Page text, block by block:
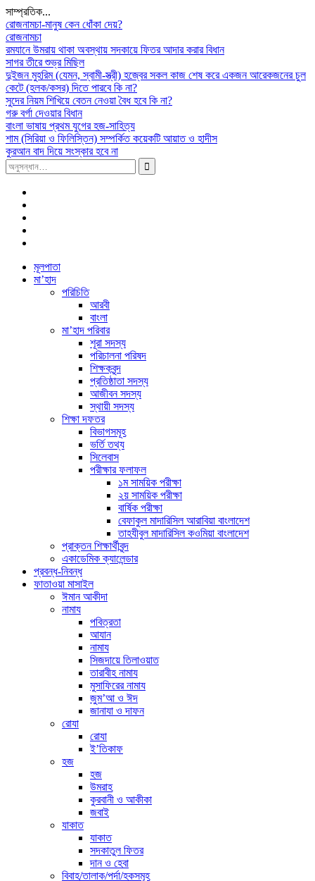
সাম্প্রতিক...
রোজনামচা-মানুষ কেন ধোঁকা দেয়?
রোজনামচা
রমযানে উমরায় থাকা অবস্থায় সদকায়ে ফিতর আদার করার বিধান
সাগর তীরে শুভ্র মিছিল
দুইজন মুহরিম (যেমন, স্বামী-স্ত্রী) হজ্বের সকল কাজ শেষ করে একজন আরেকজনের চুল
কেটে (হলক/কসর) দিতে পারবে কি না?
সুদের নিয়ম শিখিয়ে বেতন নেওয়া বৈধ হবে কি না?
গরু বর্গা দেওয়ার বিধান
বাংলা ভাষায় প্রথম যুগের হজ-সাহিত্য
শাম (সিরিয়া ও ফিলিস্তিন) সম্পর্কিত কয়েকটি আয়াত ও হাদীস
কুরআন বাদ দিয়ে সংস্কার হবে না
সন্ধান
করাঃ
Skip
মূলপাতা
মা’হাদ
পরিচিতি
আরবী
বাংলা
মা’হাদ পরিবার
শূরা সদস্য
পরিচালনা পরিষদ
শিক্ষকবৃন্দ
প্রতিষ্ঠাতা সদস্য
আজীবন সদস্য
স্থায়ী সদস্য
শিক্ষা দফতর
বিভাগসমূহ
ভর্তি তথ্য
সিলেবাস
পরীক্ষার ফলাফল
১ম সাময়িক পরীক্ষা
২য় সাময়িক পরীক্ষা
বার্ষিক পরীক্ষা
বেফাকুল মাদারিসিল আরাবিয়া বাংলাদেশ
তাহযীবুল মাদারিসিল কওমিয়া বাংলাদেশ
প্রাক্তন শিক্ষার্থীবৃন্দ
একাডেমিক ক্যালেন্ডার
প্রবন্ধ-নিবন্ধ
ফাতাওয়া মাসাইল
ঈমান আকীদা
নামায
পবিত্রতা
আযান
নামায
সিজদায়ে তিলাওয়াত
তারাবীহ নামায
মুসাফিরের নামায
জুম’আ ও ঈদ
জানাযা ও দাফন
রোযা
রোযা
ই’তিকাফ
হজ
হজ
উমরাহ
কুরবানী ও আকীকা
জবাই
যাকাত
যাকাত
সদকাতুল ফিতর
দান ও হেবা
বিবাহ/তালাক/পর্দা/হকসমূহ